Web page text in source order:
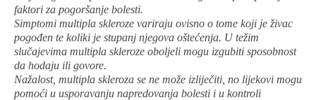
faktori za pogoršanje bolesti.
Simptomi multipla skleroze variraju ovisno o tome koji je živac
pogođen te koliki je stupanj njegova oštećenja. U težim
slučajevima multipla skleroze oboljeli mogu izgubiti sposobnost
da hodaju ili govore.
Nažalost, multipla skleroza se ne može izliječiti, no lijekovi mogu
pomoći u usporavanju napredovanja bolesti i u kontroli